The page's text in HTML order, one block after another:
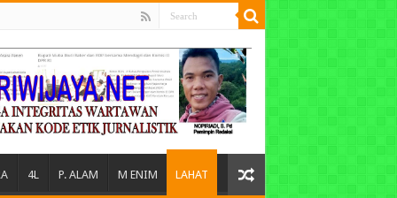
4L P. ALAM M ENIM LAHAT